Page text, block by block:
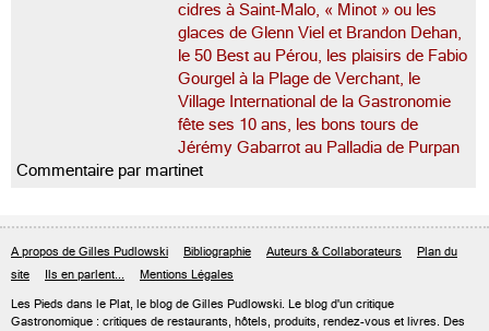
cidres à Saint-Malo, « Minot » ou les
glaces de Glenn Viel et Brandon Dehan,
le 50 Best au Pérou, les plaisirs de Fabio
Gourgel à la Plage de Verchant, le
Village International de la Gastronomie
fête ses 10 ans, les bons tours de
Jérémy Gabarrot au Palladia de Purpan
Commentaire par martinet
A propos de Gilles Pudlowski Bibliographie Auteurs & Collaborateurs
Plan du
site
Ils en parlent... Mentions Légales
Les Pieds dans le Plat, le blog de Gilles Pudlowski. Le blog d'un critique
Gastronomique : critiques de restaurants, hôtels, produits, rendez-vous et livres. Des